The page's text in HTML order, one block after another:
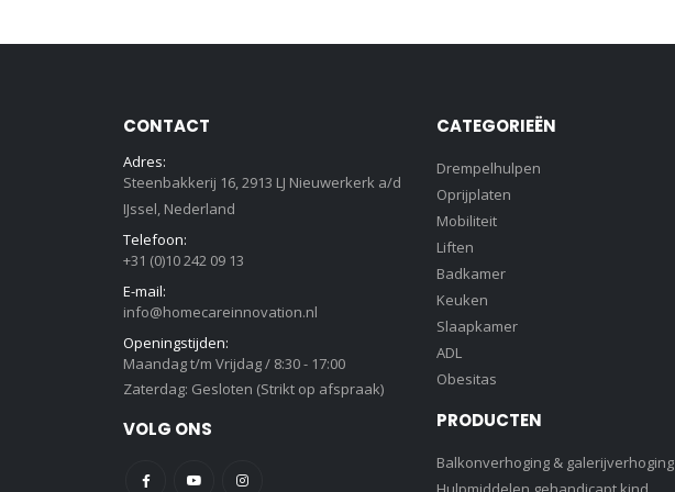
CONTACT
Adres:
Steenbakkerij 16, 2913 LJ Nieuwerkerk a/d
IJssel, Nederland
Telefoon:
+31 (0)10 242 09 13
E-mail:
info@homecareinnovation.nl
Openingstijden:
Maandag t/m Vrijdag / 8:30 - 17:00
Zaterdag: Gesloten (Strikt op afspraak)
VOLG ONS
CATEGORIEËN
Drempelhulpen
Oprijplaten
Mobiliteit
Liften
Badkamer
Keuken
Slaapkamer
ADL
Obesitas
PRODUCTEN
Balkonverhoging & galerijverhoging